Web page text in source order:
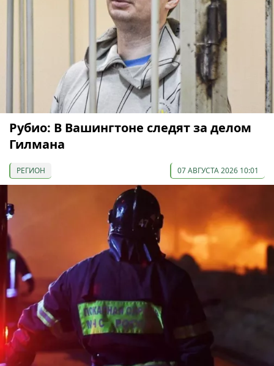
Рубио: В Вашингтоне следят за делом
Гилмана
РЕГИОН 07 АВГУСТА 2026 10:01